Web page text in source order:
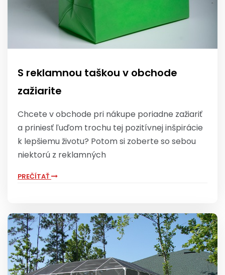
S reklamnou taškou v obchode
zažiarite
Chcete v obchode pri nákupe poriadne zažiariť
a priniesť ľuďom trochu tej pozitívnej inšpirácie
k lepšiemu životu? Potom si zoberte so sebou
niektorú z reklamných
PREČÍTAŤ